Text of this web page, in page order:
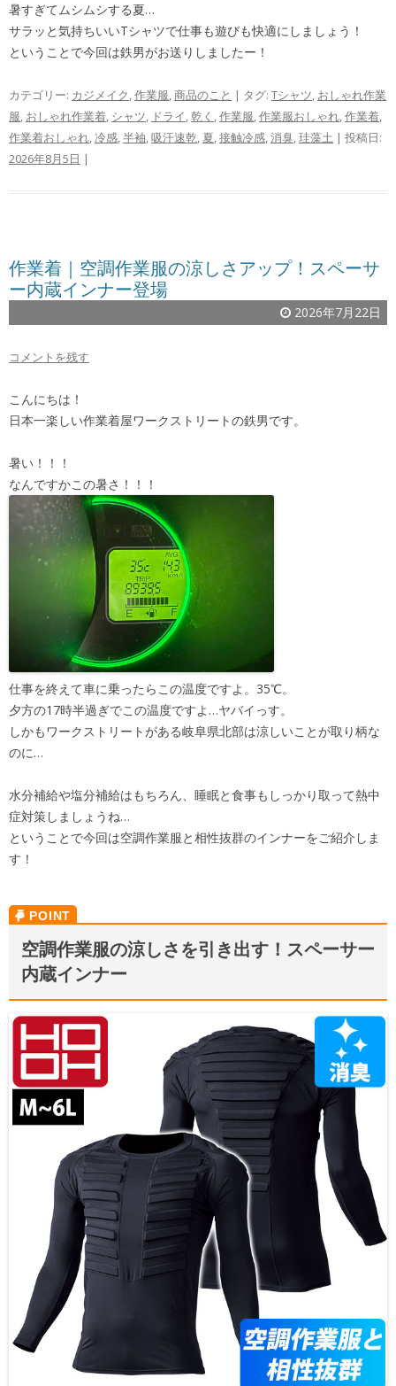
暑すぎてムシムシする夏…
サラッと気持ちいいTシャツで仕事も遊びも快適にしましょう！
ということで今回は鉄男がお送りしましたー！
カテゴリー: カジメイク,作業服,商品のこと | タグ: Tシャツ, おしゃれ作業
服, おしゃれ作業着, シャツ, ドライ,乾く ,作業服,作業服おしゃれ,作業着,
作業着おしゃれ,冷感,半袖,吸汗速乾, 夏,接触冷感,消臭,珪藻土 | 投稿日:
2026年8月5日 |
作業着｜空調作業服の涼しさアップ！スペーサ
ー内蔵インナー登場
2026年7月22日
コメントを残す
こんにちは！
日本一楽しい作業着屋ワークストリートの鉄男です。
暑い！！！
なんですかこの暑さ！！！
仕事を終えて車に乗ったらこの温度ですよ。35℃。
夕方の17時半過ぎでこの温度ですよ…ヤバイっす。
しかもワークストリートがある岐阜県北部は涼しいことが取り柄な
のに…
水分補給や塩分補給はもちろん、睡眠と食事もしっかり取って熱中
症対策しましょうね…
ということで今回は空調作業服と相性抜群のインナーをご紹介しま
す！
空調作業服の涼しさを引き出す！スペーサー
内蔵インナー